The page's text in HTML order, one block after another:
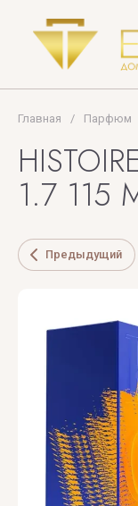
Главная / Парфюм
1.7 115
Предыдущий
UNIQUE'E
LUXURY
V